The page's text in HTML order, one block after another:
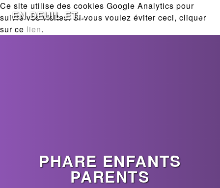
Ce site utilise des cookies Google Analytics pour
suivre vos visites. Si vous voulez éviter ceci, cliquer
sur ce lien.
EN DEUIL ET...
PHARE ENFANTS
PARENTS